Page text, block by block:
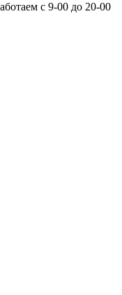
с 9-00 до 20-00